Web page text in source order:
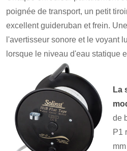
poignée de transport, un petit
excellent guideruban et frein.
l'avertisseur sonore et le voyant
lorsque le niveau d'eau statique
La
de
P1